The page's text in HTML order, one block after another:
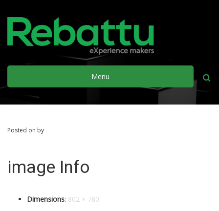
Menu
Posted on by
image Info
Dimensions: 802 × 780